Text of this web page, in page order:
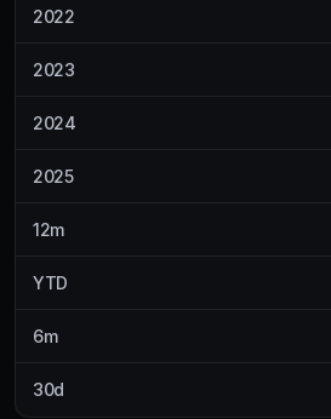
2022
2023
2024
2025
12m
YTD
6m
30d